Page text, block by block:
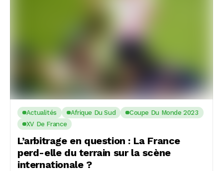
Actualités Afrique Du Sud
Coupe Du Monde 2023
XV De France
L’arbitrage en question : La France
perd-elle du terrain sur la scène
internationale ?